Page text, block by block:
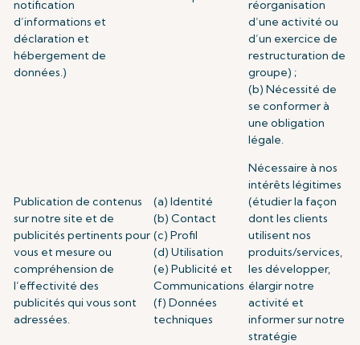
notification
d’informations et
déclaration et
hébergement de
données.)
réorganisation
d’une activité ou
d’un exercice de
restructuration de
groupe) ;
(b) Nécessité de
se conformer à
une obligation
légale.
Publication de contenus
sur notre site et de
publicités pertinents pour
vous et mesure ou
compréhension de
l’effectivité des
publicités qui vous sont
adressées.
(a) Identité
(b) Contact
(c) Profil
(d) Utilisation
(e) Publicité et
Communications
(f) Données
techniques
Nécessaire à nos
intérêts légitimes
(étudier la façon
dont les clients
utilisent nos
produits/services,
les développer,
élargir notre
activité et
informer sur notre
stratégie